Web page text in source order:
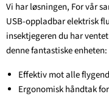
Vi har løsningen, For vår
USB-oppladbar elektrisk
insektjegeren du har
denne fantastiske enheten:
Effektiv mot alle
Ergonomisk håndtak